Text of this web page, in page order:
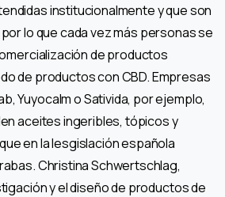
institucionalmente y que son
lo que cada vez más personas se
de productos
de productos con CBD. Empresas
Yuyocalm o Sativida, por ejemplo,
aceites ingeribles, tópicos y
en la lesgislación española
Christina Schwertschlag,
y el diseño de productos de